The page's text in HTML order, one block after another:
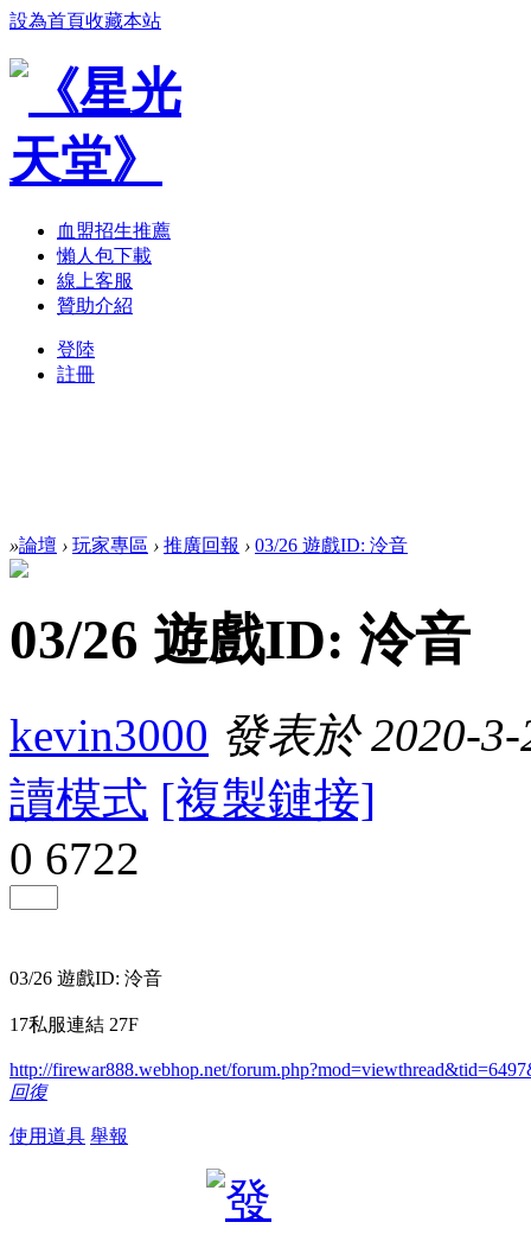
設為首頁收藏本站
血盟招生推薦
懶人包下載
線上客服
贊助介紹
登陸
註冊
»論壇 › 玩家專區 › 推廣回報 › 03/26 遊戲ID: 泠音
03/26 遊戲ID: 泠音
kevin3000 發表於 2020-
讀模式 [複製鏈接]
0 6722
03/26 遊戲ID: 泠音
17私服連結 27F
http://firewar888.webhop.net/
回復
使用道具 舉報